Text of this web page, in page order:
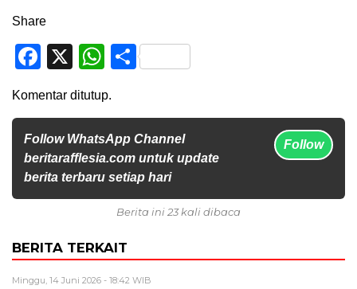
Share
Facebook
X WhatsApp
Share
Komentar ditutup.
Follow WhatsApp Channel
beritarafflesia.com untuk update
berita terbaru setiap hari
Follow
Berita ini 23 kali dibaca
BERITA TERKAIT
Minggu, 14 Juni 2026 - 18:42 WIB